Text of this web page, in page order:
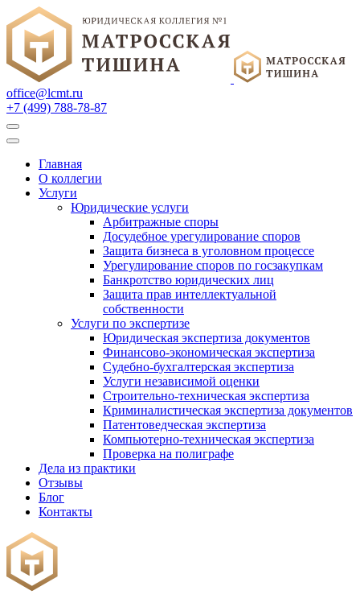
office@lcmt.ru
+7 (499) 788-78-87
Главная
О коллегии
Услуги
Юридические услуги
Арбитражные споры
Досудебное урегулирование споров
Защита бизнеса в уголовном процессе
Урегулирование споров по госзакупкам
Банкротство юридических лиц
Защита прав интеллектуальной
собственности
Услуги по экспертизе
Юридическая экспертиза документов
Финансово-экономическая экспертиза
Судебно-бухгалтерская экспертиза
Услуги независимой оценки
Строительно-техническая экспертиза
Криминалистическая экспертиза документов
Патентоведческая экспертиза
Компьютерно-техническая экспертиза
Проверка на полиграфе
Дела из практики
Отзывы
Блог
Контакты